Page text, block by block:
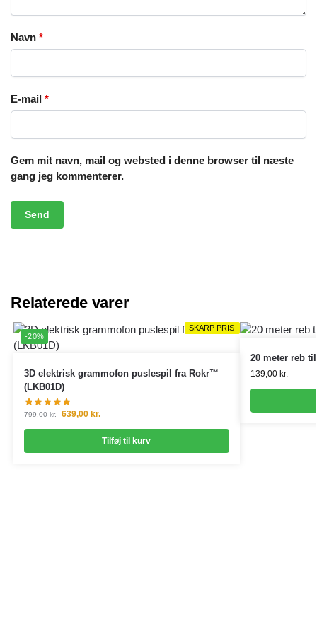
Navn *
E-mail *
Gem mit navn, mail og websted i denne browser til næste
gang jeg kommenterer.
Relaterede varer
SKARP PRIS
-20%
SKARP PRIS
3D elektrisk grammofon puslespil fra Rokr™
(LKB01D)
799,00kr. 639,00 kr.
Tilføj til kurv
20 meter reb
139,00 kr.